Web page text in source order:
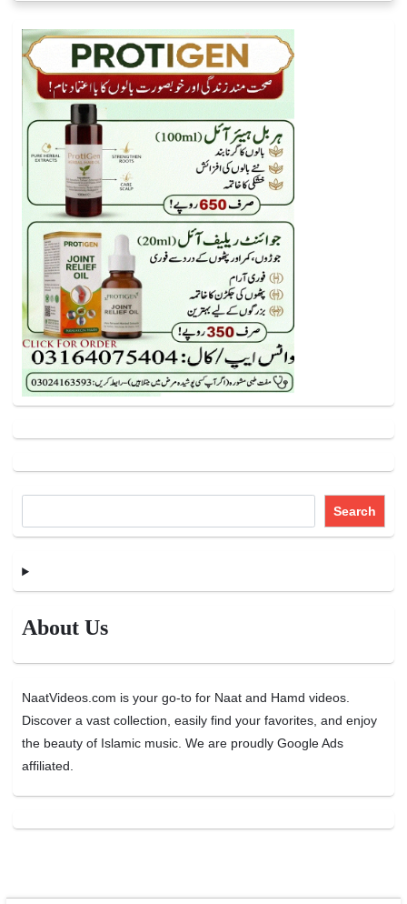
Search
About Us
NaatVideos.com is your go-to for Naat and Hamd videos.
Discover a vast collection, easily find your favorites, and enjoy
the beauty of Islamic music. We are proudly Google Ads
affiliated.